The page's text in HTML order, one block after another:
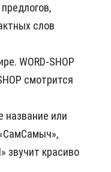
слов
WORD-SHOP
смотрится
название или
звучит красиво